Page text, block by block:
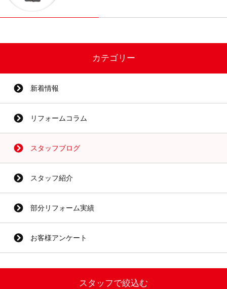
カテゴリー
新着情報
リフォームコラム
スタッフブログ
スタッフ紹介
部分リフォーム実績
お客様アンケート
スタッフで絞込む